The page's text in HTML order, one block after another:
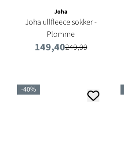
Joha
Joha ullfleece sokker -
Plomme
149,40249,00
-40%